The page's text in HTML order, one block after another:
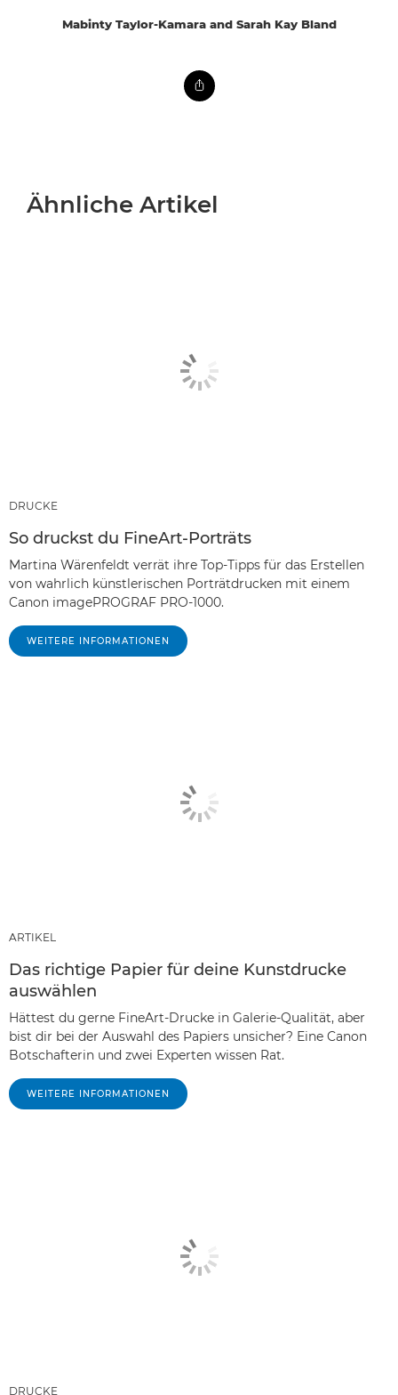
Mabinty Taylor-Kamara and Sarah Kay Bland
Ähnliche Artikel
DRUCKE
So druckst du FineArt-Porträts
Martina Wärenfeldt verrät ihre Top-Tipps für das Erstellen
von wahrlich künstlerischen Porträtdrucken mit einem
Canon imagePROGRAF PRO-1000.
WEITERE INFORMATIONEN
ARTIKEL
Das richtige Papier für deine Kunstdrucke
auswählen
Hättest du gerne FineArt-Drucke in Galerie-Qualität, aber
bist dir bei der Auswahl des Papiers unsicher? Eine Canon
Botschafterin und zwei Experten wissen Rat.
WEITERE INFORMATIONEN
DRUCKE